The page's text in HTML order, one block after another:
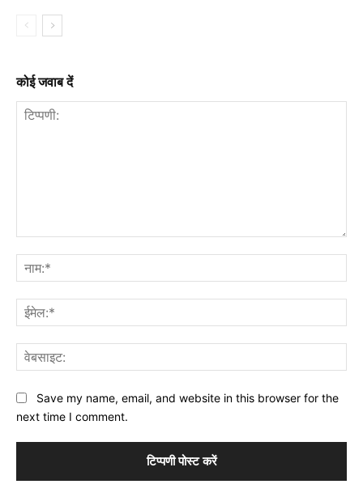
कोई जवाब दें
Save my name, email, and website in this browser for the
next time I comment.